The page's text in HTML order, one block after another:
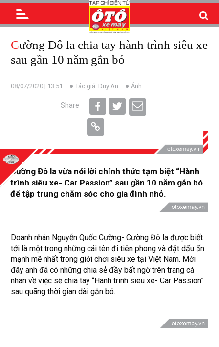
Cường Đô la chia tay hành trình siêu xe
sau gần 10 năm gắn bó
08/07/2020 | 13:51 Tác giả: Duy An Ảnh:
Share
Cường Đô la vừa nói lời chính thức tạm biệt “Hành
trình siêu xe- Car Passion” sau gần 10 năm gắn bó
để tập trung chăm sóc cho gia đình nhỏ.
Doanh nhân Nguyễn Quốc Cường- Cường Đô la được biết
tới là một trong những cái tên đi tiên phong và đặt dấu ấn
mạnh mẽ nhất trong giới chơi siêu xe tại Việt Nam. Mới
đây anh đã có những chia sẻ đầy bất ngờ trên trang cá
nhân về việc sẽ chia tay “Hành trình siêu xe- Car Passion”
sau quãng thời gian dài gắn bó.